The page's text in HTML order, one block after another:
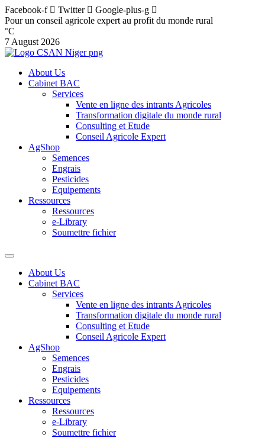
Facebook-f Twitter
Google-plus-g
Pour un conseil agricole expert au profit du monde rural
°C
7 August 2026
About Us
Cabinet BAC
Services
Vente en ligne des intrants Agricoles
Transformation digitale du monde rural
Consulting et Etude
Conseil Agricole Expert
AgShop
Semences
Engrais
Pesticides
Equipements
Ressources
Ressources
e-Library
Soumettre fichier
About Us
Cabinet BAC
Services
Vente en ligne des intrants Agricoles
Transformation digitale du monde rural
Consulting et Etude
Conseil Agricole Expert
AgShop
Semences
Engrais
Pesticides
Equipements
Ressources
Ressources
e-Library
Soumettre fichier